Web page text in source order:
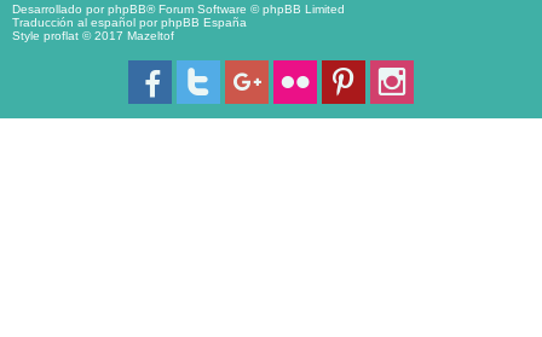
Desarrollado porphpBB® Forum Software © phpBB Limited
Traducción al español porphpBB España
Style proflat © 2017 Mazeltof